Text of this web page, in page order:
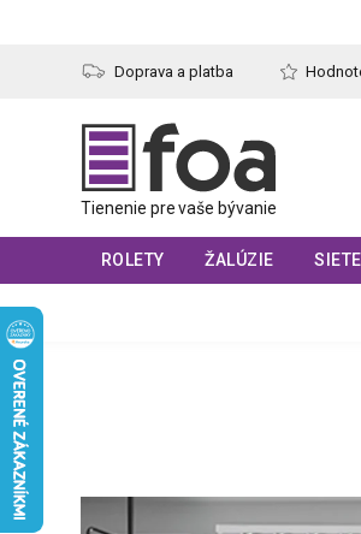
Doprava a platba
ROLETY ŽALÚZIE